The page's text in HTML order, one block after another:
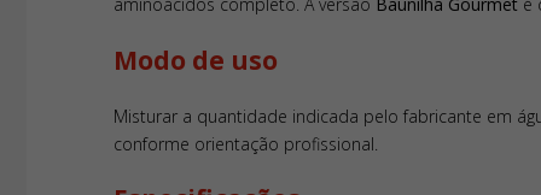
Modo de uso
Misturar a quantidade indicada pelo fabricante em
conforme orientação profissional.